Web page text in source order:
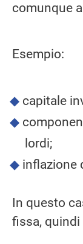
comunque
Esempio:
capitale
lordi;
inflazione
In questo
fissa, quindi